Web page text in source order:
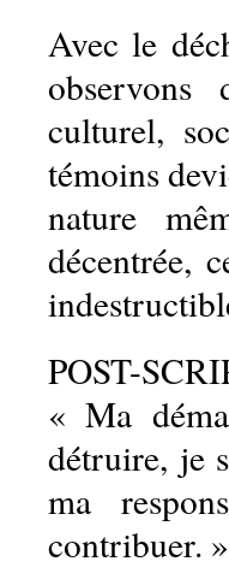
Avec le
culturel,
témoins
nature
décentrée,
POST-
« Ma
détruire, je
ma
contribuer.